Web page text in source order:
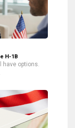
H-1B
have options.